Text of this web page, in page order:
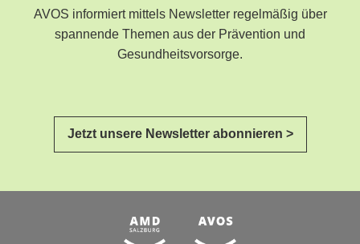
AVOS informiert mittels Newsletter regelmäßig über
spannende Themen aus der Prävention und
Gesundheitsvorsorge.
Jetzt unsere Newsletter abonnieren >